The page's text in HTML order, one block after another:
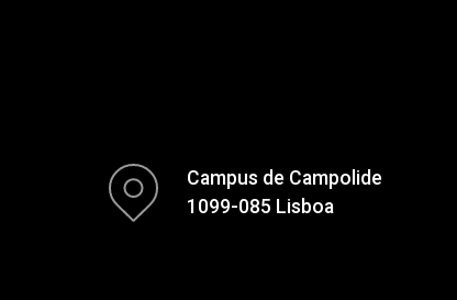
Campus de Campolide
1099-085 Lisboa